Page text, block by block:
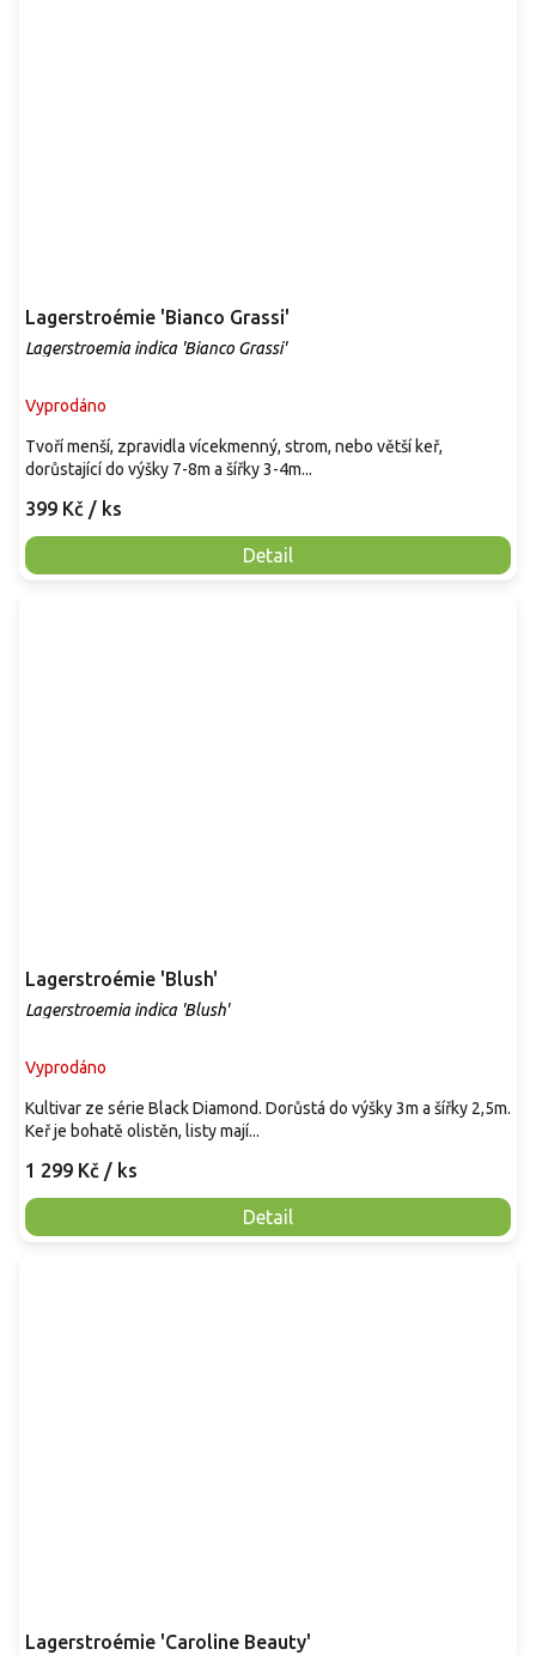
Lagerstroémie 'Bianco Grassi'
Lagerstroemia indica 'Bianco Grassi'
Vyprodáno
399 Kč / ks
Detail
Tvoří menší, zpravidla vícekmenný, strom, nebo větší keř,
dorůstající do výšky 7-8m a šířky 3-4m...
Lagerstroémie 'Blush'
Lagerstroemia indica 'Blush'
Vyprodáno
1 299 Kč / ks
Detail
Kultivar ze série Black Diamond. Dorůstá do výšky 3m a šířky 2,5m.
Keř je bohatě olistěn, listy mají...
Lagerstroémie 'Caroline Beauty'